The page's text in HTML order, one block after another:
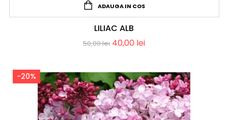
ADAUGA IN COS
LILIAC ALB
50,00lei 40,00 lei
-20%